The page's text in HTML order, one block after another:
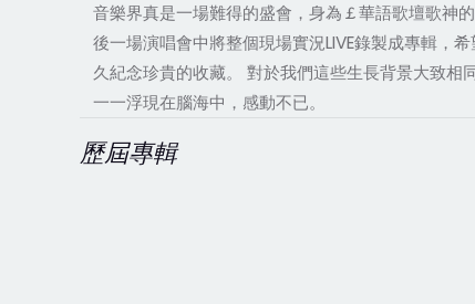
音樂界真是一場難得的盛會，身為￡華語歌壇歌神
後一場演唱會中將整個現場實況LIVE錄製成專輯，
久紀念珍貴的收藏。 對於我們這些生長背景大致
一一浮現在腦海中，感動不已。
歷屆專輯